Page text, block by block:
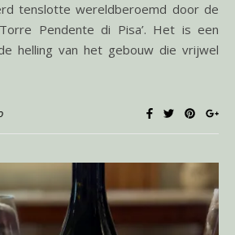
tenslotte wereldberoemd door de
Pendente di Pisa’. Het is een
helling van het gebouw die vrijwel